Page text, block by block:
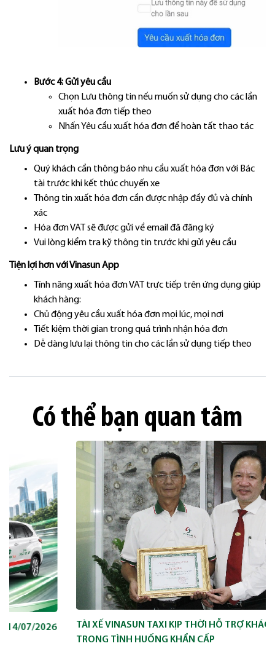
Bước 4: Gửi yêu cầu
Chọn Lưu thông tin nếu muốn sử dụng cho các lần
xuất hóa đơn tiếp theo
Nhấn Yêu cầu xuất hóa đơn để hoàn tất thao tác
Lưu ý quan trọng
Quý khách cần thông báo nhu cầu xuất hóa đơn với Bác
tài trước khi kết thúc chuyến xe
Thông tin xuất hóa đơn cần được nhập đầy đủ và chính
xác
Hóa đơn VAT sẽ được gửi về email đã đăng ký
Vui lòng kiểm tra kỹ thông tin trước khi gửi yêu cầu
Tiện lợi hơn với Vinasun App
Tính năng xuất hóa đơn VAT trực tiếp trên ứng dụng giúp
khách hàng:
Chủ động yêu cầu xuất hóa đơn mọi lúc, mọi nơi
Tiết kiệm thời gian trong quá trình nhận hóa đơn
Dễ dàng lưu lại thông tin cho các lần sử dụng tiếp theo
Có thể bạn quan tâm
TÀI XẾ VINASUN TAXI KỊP THỜI HỖ TRỢ KHÁCH HÀNG
TRONG TÌNH HUỐNG KHẨN CẤP